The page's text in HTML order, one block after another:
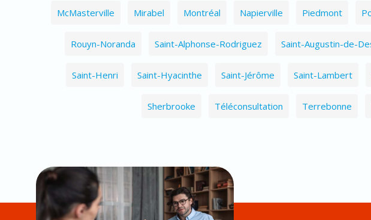
McMasterville Mirabel Montréal Napierville Piedmont
Rouyn-Noranda Saint-Alphonse-Rodriguez Saint-Augustin-de-
Saint-Henri Saint-Hyacinthe Saint-Jérôme Saint-Lambert
Sherbrooke Téléconsultation Terrebonne